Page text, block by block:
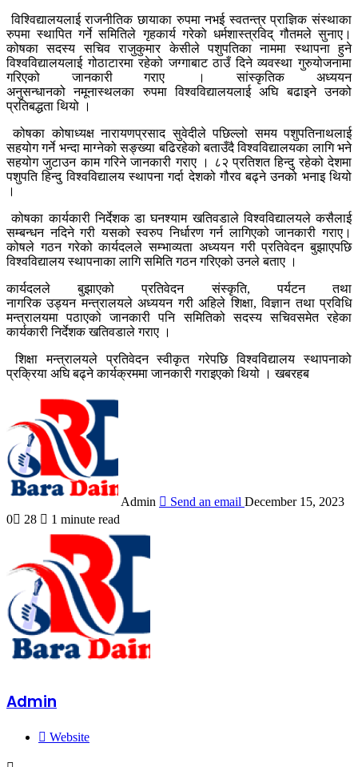
विश्विद्यालयलाईराजनीतिक छायाका रुपमा नभई स्वतन्त्र प्राज्ञिक संस्थाका
रुपमा स्थापित गर्ने समितिले गृहकार्य गरेको धर्मशास्त्रविद् गौतमले सुनाए।
कोषका सदस्य सचिव राजुकुमार केसीले पशुपतिका नाममा स्थापना हुने
विश्वविद्यालयलाई गोठाटारमा रहेको जग्गाबाट ठाउँ दिने व्यवस्था गुरुयोजनामा
गरिएको जानकारी गराए । सांस्कृतिक अध्ययन
अनुसन्धानकोनमूनास्थलका रुपमा विश्वविद्यालयलाई अघि बढाइने उनको
प्रतिबद्धता थियो ।
कोषका कोषाध्यक्ष नारायणप्रसाद सुवेदीले पछिल्लो समय पशुपतिनाथलाई
सहयोग गर्ने भन्दा माग्नेको सङ्ख्या बढिरहेको बताउँदै विश्वविद्यालयका लागि भने
सहयोग जुटाउन काम गरिने जानकारी गराए । ८२ प्रतिशत हिन्दु रहेको देशमा
पशुपति हिन्दु विश्वविद्यालय स्थापना गर्दा देशको गौरव बढ्ने उनको भनाइ थियो
।
कोषका कार्यकारी निर्देशक डा घनश्याम खतिवडाले विश्वविद्यालयले कसैलाई
सम्बन्धन नदिने गरी यसको स्वरुप निर्धारण गर्न लागिएको जानकारी गराए।
कोषले गठन गरेको कार्यदलले सम्भाव्यता अध्ययन गरी प्रतिवेदन बुझाएपछि
विश्वविद्यालय स्थापनाका लागि समिति गठन गरिएको उनले बताए ।
कार्यदलले बुझाएको प्रतिवेदन संस्कृति, पर्यटन तथा
नागरिकउड्यनमन्त्रालयले अध्ययन गरी अहिले शिक्षा, विज्ञान तथा प्रविधि
मन्त्रालयमा पठाएको जानकारी पनि समितिको सदस्य सचिवसमेत रहेका
कार्यकारी निर्देशक खतिवडाले गराए ।
शिक्षा मन्त्रालयले प्रतिवेदन स्वीकृत गरेपछि विश्वविद्यालय स्थापनाको
प्रक्रिया अघि बढ्ने कार्यक्रममा जानकारी गराइएको थियो । खबरहब
Admin Send an email December 15, 2023
0
28 1 minute read
Admin
Website